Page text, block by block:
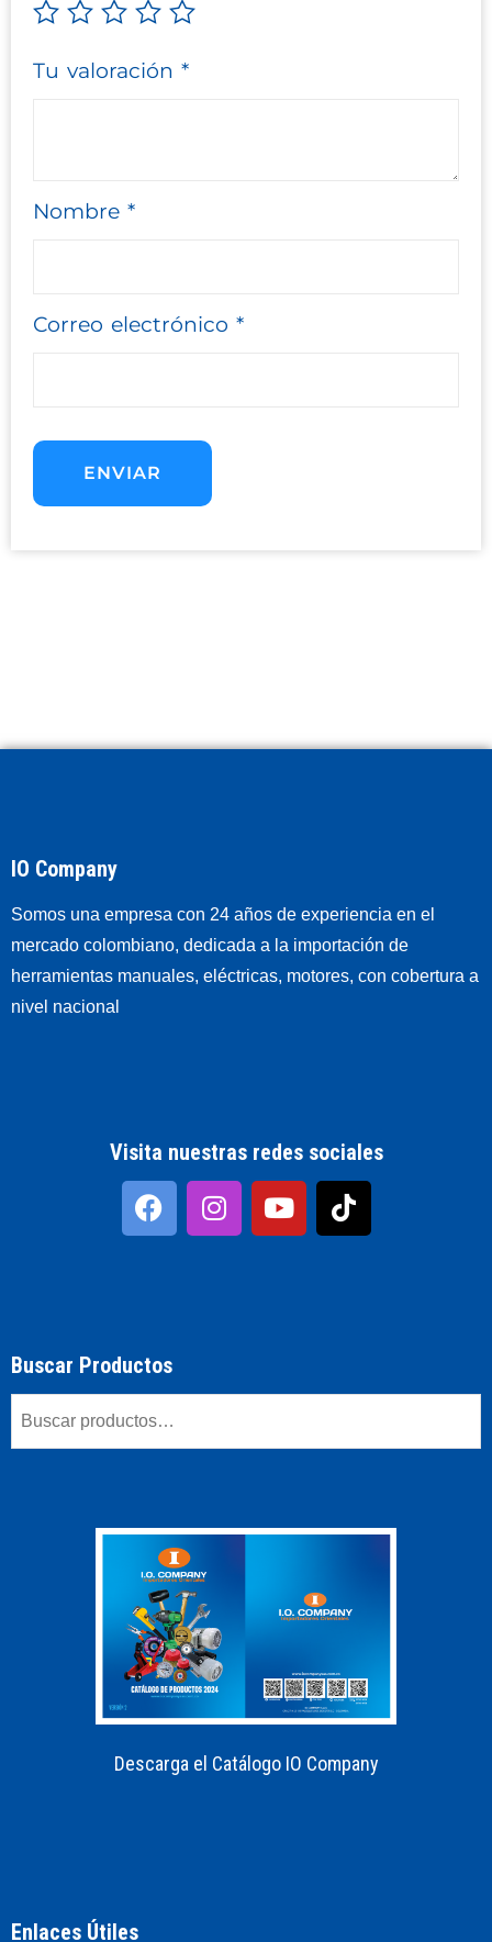
Tu valoración *
Nombre *
Correo electrónico *
IO Company
Somos una empresa con 24 años de experiencia en el
mercado colombiano, dedicada a la importación de
herramientas manuales, eléctricas, motores, con cobertura a
nivel nacional
Visita nuestras redes sociales
Buscar Productos
Descarga el Catálogo IO Company
Enlaces Útiles